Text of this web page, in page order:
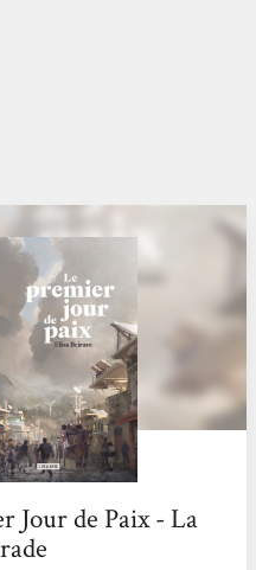
Jour de Paix - La